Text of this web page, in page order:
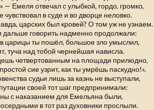
— Емеля отвечал с улыбкой, гордо, громко,
чувствовал в суде и во дворце неловко.
царских был кровей? О том уж не узнаем.
дальше говорить надменно продолжали:
царицы ты пошёл, большое зло умыслил,
туча над тобой чернейшая нависла.
четвертованным на площади прилюдно,
сие узрит, как ты умрёшь паскудно!».
судьи лишь за казнь не выступали,
своей тот шаг предпринимали:
с наказанием для Емельяна были,
в тот раз духовники прослыли.